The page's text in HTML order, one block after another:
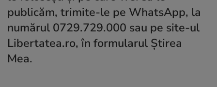
publicăm, trimite-le pe WhatsApp, la
numărul 0729.729.000 sau pe site-ul
Libertatea.ro, în formularul Ştirea
Mea.